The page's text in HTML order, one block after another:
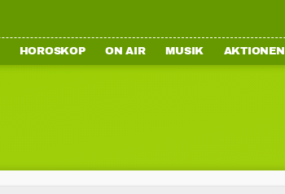
HOROSKOP ON AIR MUSIK AKTIONEN